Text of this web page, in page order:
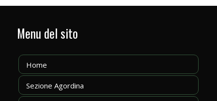
Menu del sito
Home
Sezione Agordina